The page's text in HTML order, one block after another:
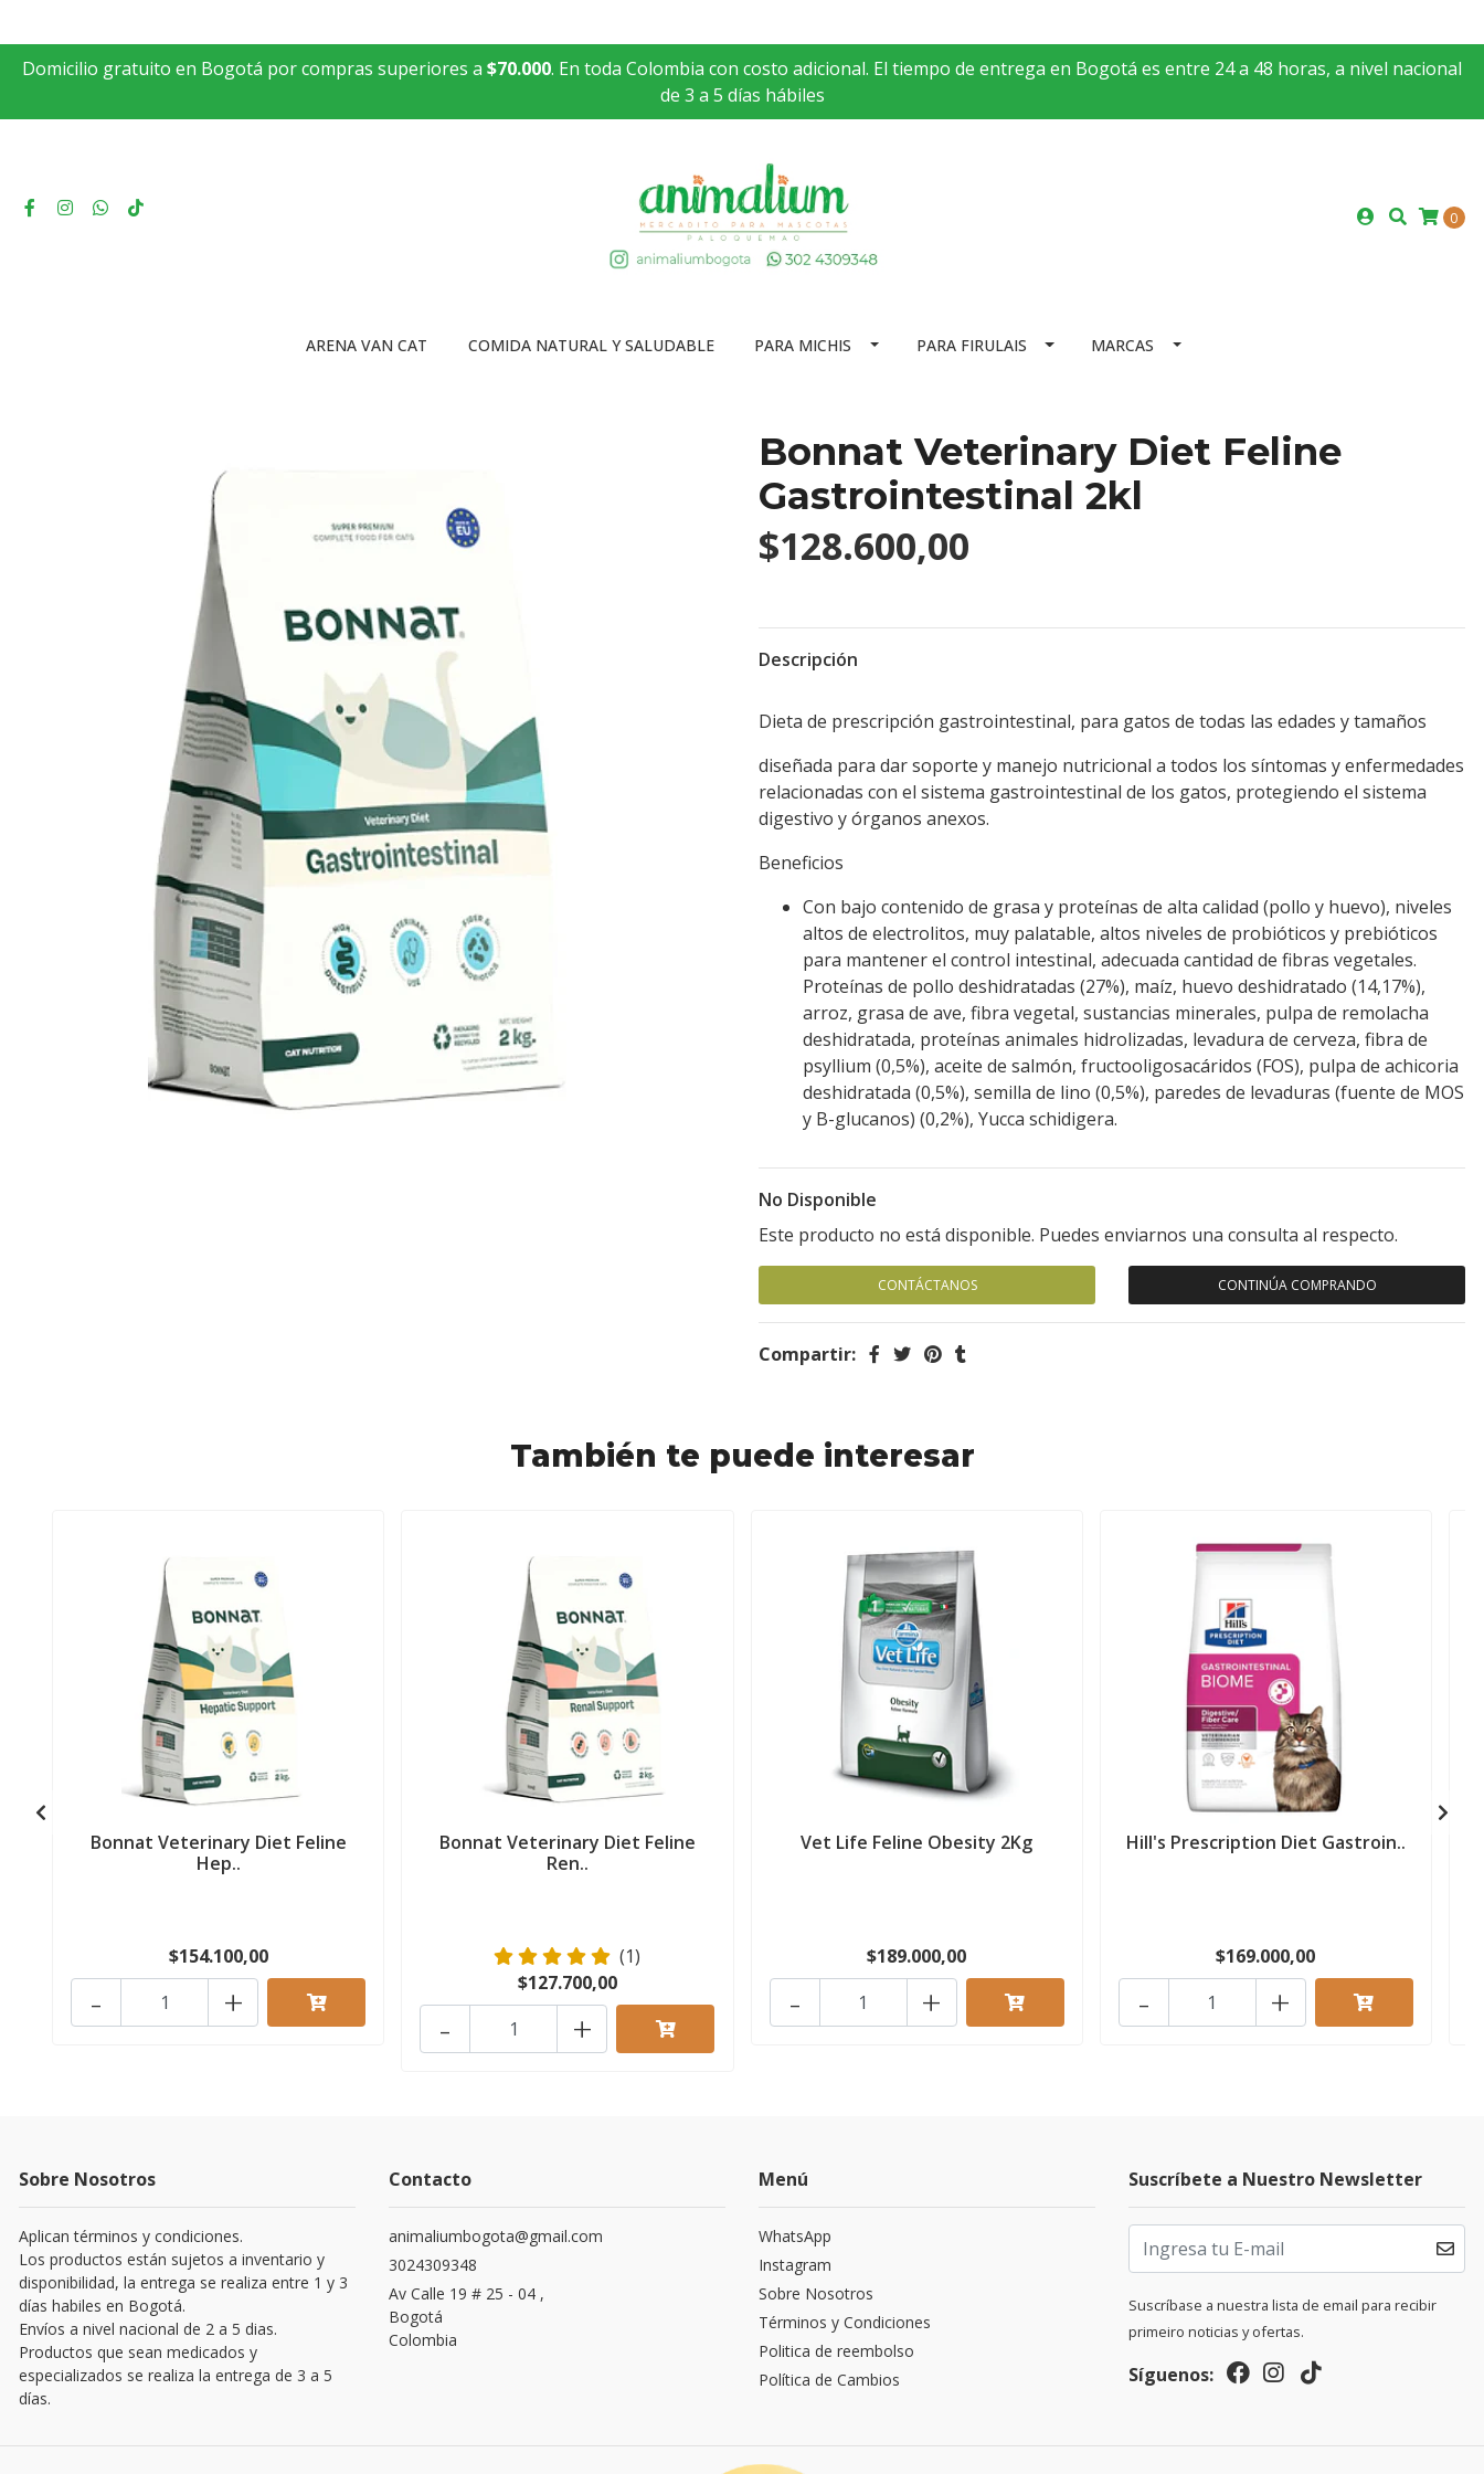
Domicilio gratuito en Bogotá por compras superiores a $70.000. En toda Colombia con costo adicional. El tiempo de entrega en Bogotá es entre 24 a 48 horas, a nivel nacional
de 3 a 5 días hábiles
0
ARENA VAN CAT COMIDA NATURAL Y SALUDABLE PARA MICHIS PARA FIRULAIS MARCAS
Bonnat Veterinary Diet Feline
Gastrointestinal 2kl
$128.600,00
Descripción
Dieta de prescripción gastrointestinal, para gatos de todas las edades y tamaños
diseñada para dar soporte y manejo nutricional a todos los síntomas y enfermedades
relacionadas con el sistema gastrointestinal de los gatos, protegiendo el sistema
digestivo y órganos anexos.
Beneficios
Con bajo contenido de grasa y proteínas de alta calidad (pollo y huevo), niveles
altos de electrolitos, muy palatable, altos niveles de probióticos y prebióticos
para mantener el control intestinal, adecuada cantidad de fibras vegetales.
Proteínas de pollo deshidratadas (27%), maíz, huevo deshidratado (14,17%),
arroz, grasa de ave, fibra vegetal, sustancias minerales, pulpa de remolacha
deshidratada, proteínas animales hidrolizadas, levadura de cerveza, fibra de
psyllium (0,5%), aceite de salmón, fructooligosacáridos (FOS), pulpa de achicoria
deshidratada (0,5%), semilla de lino (0,5%), paredes de levaduras (fuente de MOS
y B-glucanos) (0,2%), Yucca schidigera.
No Disponible
Este producto no está disponible. Puedes enviarnos una consulta al respecto.
CONTÁCTANOS CONTINÚA COMPRANDO
Compartir:
También te puede interesar
Bonnat Veterinary Diet Feline
Hep..
$154.100,00
- +
Bonnat Veterinary Diet Feline
Ren..
(1)
$127.700,00
- +
Vet Life Feline Obesity 2Kg
$189.000,00
- +
Hill's Prescription Diet Gastroin..
$169.000,00
- +
Sobre Nosotros
Aplican términos y condiciones.
Los productos están sujetos a inventario y
disponibilidad, la entrega se realiza entre 1 y 3
días habiles en Bogotá.
Envíos a nivel nacional de 2 a 5 dias.
Productos que sean medicados y
especializados se realiza la entrega de 3 a 5
días.
Contacto
animaliumbogota@gmail.com
3024309348
Av Calle 19 # 25 - 04 ,
Bogotá
Colombia
Menú
WhatsApp
Instagram
Sobre Nosotros
Términos y Condiciones
Politica de reembolso
Política de Cambios
Suscríbete a Nuestro Newsletter
Suscríbase a nuestra lista de email para recibir
primeiro noticias y ofertas.
Síguenos: